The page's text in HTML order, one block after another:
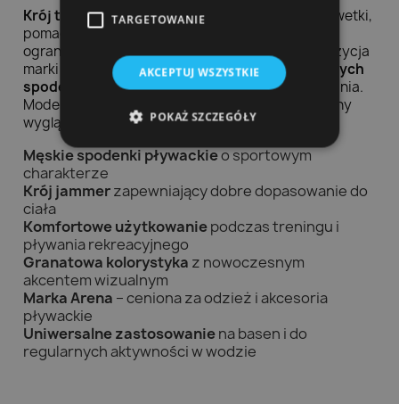
Krój typu jammerdobrze dopasowuje się do sylwetki,
pomagając zachować
ograniczając zbędny opór. To praktyczna propozycja
marki
dla mężczyzn, którzy szukają
solidnych
spodenek pływackichdo regularnego użytkowania.
Model
NEO STREASWIM JAMMER
łączy estetyczny
wygląd z codzienną funkcjonalnością.
Męskie spodenki pływackieo sportowym
charakterze
Krój jammerzapewniający dobre dopasowanie do
ciała
Komfortowe użytkowaniepodczas treningu i
pływania rekreacyjnego
Granatowa kolorystyka z nowoczesnym
akcentem wizualnym
Marka Arena – ceniona za odzież i akcesoria
pływackie
Uniwersalne zastosowaniena basen i do
regularnych aktywności w wodzie
TARGETOWANIE
AKCEPTUJ WSZYSTKIE
POKAŻ SZCZEGÓŁY